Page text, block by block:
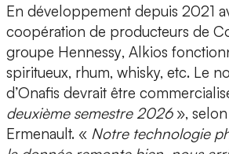
En développement depuis 2021
coopération de producteurs de
groupe Hennessy, Alkios
spiritueux, rhum, whisky, etc. Le
d’Onafis devrait être
deuxième semestre 2026»,
Ermenault. « Notre technologie